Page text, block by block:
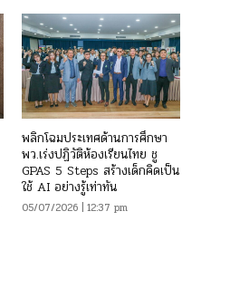
พลิกโฉมประเทศด้านการศึกษา
พว.เร่งปฏิวัติห้องเรียนไทย ชู
GPAS 5 Steps สร้างเด็กคิดเป็น
ใช้ AI อย่างรู้เท่าทัน
05/07/2026 | 12:37 pm